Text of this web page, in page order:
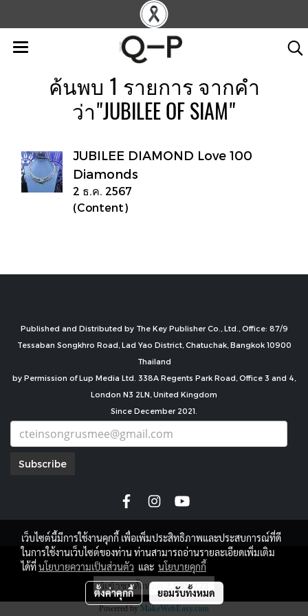
ค้นพบ 1 รายการ จากคำ
ว่า"JUBILEE OF SIAM"
JUBILEE DIAMOND Love 100
Diamonds
2 ธ.ค. 2567
(Content)
Published and Distributed by The Key Publisher Co., Ltd., Office: 87/9
Tessaban Songkhro Road, Lad Yao District, Chatuchak, Bangkok 10900
Thailand
by Permission of Lup Media Ltd. 338A Regents Park Road, Office 3 and 4,
London N3 2LN, United Kingdom
Since December 2021.
Subscribe
copyright by
ผู้เข้าชมทั้งหมด7,685,723
Powered byMakeWebEasy.com
เว็บไซต์นี้มีการใช้งานคุกกี้ เพื่อเพิ่มประสิทธิภาพและประสบการณ์ที่ดี
ในการใช้งานเว็บไซต์ของท่าน ท่านสามารถอ่านรายละเอียดเพิ่มเติม
ได้ที่นโยบายความเป็นส่วนตัว และ นโยบายคุกกี้
ตั้งค่าคุกกี้ ยอมรับทั้งหมด